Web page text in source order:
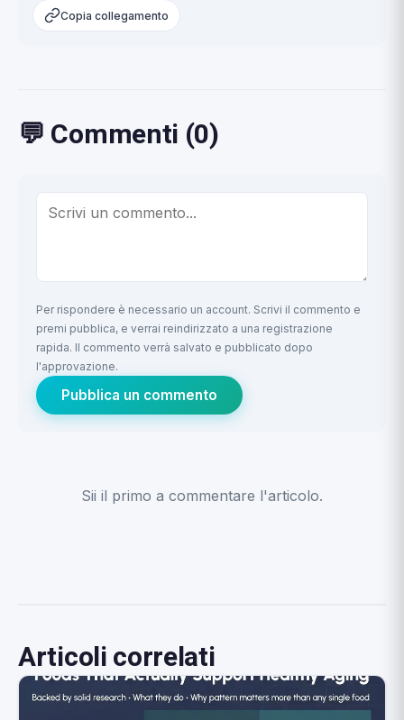
Copia collegamento
💬 Commenti (0)
Per rispondere è necessario un account. Scrivi il commento e
premi pubblica, e verrai reindirizzato a una registrazione
rapida. Il commento verrà salvato e pubblicato dopo
l'approvazione.
Pubblica un commento
Sii il primo a commentare l'articolo.
Articoli correlati